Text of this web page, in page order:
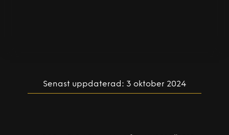
Senast uppdaterad: 3 oktober 2024